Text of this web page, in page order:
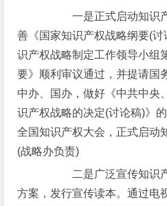
一是正式启动知识产
善《国家知识产权战略纲要(
识产权战略制定工作领导小组
要》顺利审议通过，并提请国
中办、国办，做好《中共中央
识产权战略的决定(讨论稿)》
全国知识产权大会，正式启动
(战略办负责)
二是广泛宣传知识产
方案，发行宣传读本。通过电